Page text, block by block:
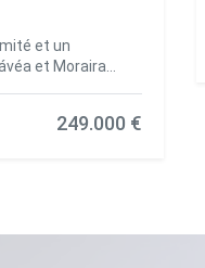
et un
et Moraira
la prestigieuse
249.000 €